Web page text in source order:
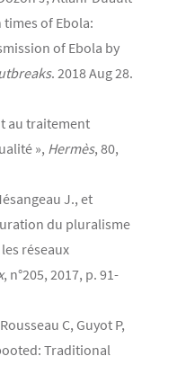
of Ebola:
of Ebola by
. 2018 Aug 28.
au traitement
», Hermès, 80,
J., et
du pluralisme
réseaux
, n°205, 2017, p. 91-
C, Guyot P,
Traditional